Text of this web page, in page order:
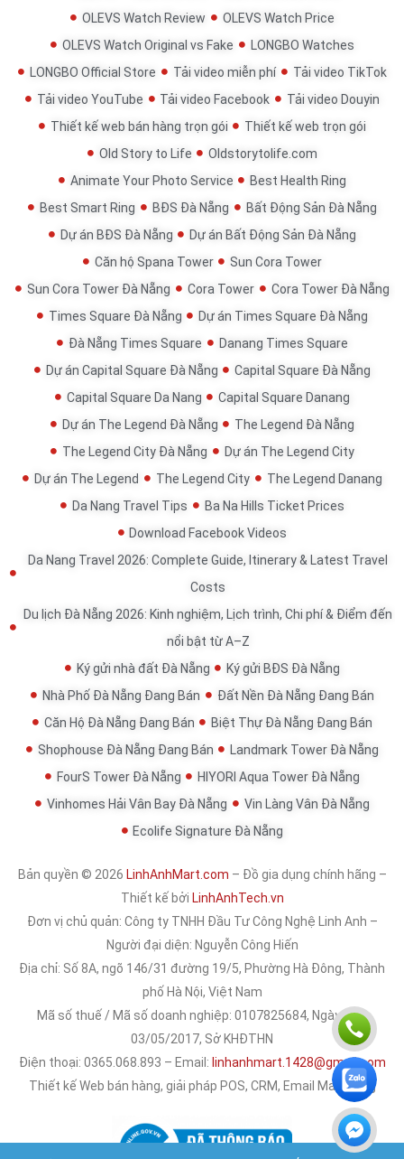
OLEVS Watch Review
OLEVS Watch Price
OLEVS Watch Original vs Fake
LONGBO Watches
LONGBO Official Store
Tải video miễn phí
Tải video TikTok
Tải video YouTube
Tải video Facebook
Tải video Douyin
Thiết kế web bán hàng trọn gói
Thiết kế web trọn gói
Old Story to Life
Oldstorytolife.com
Animate Your Photo Service
Best Health Ring
Best Smart Ring
BĐS Đà Nẵng
Bất Động Sản Đà Nẵng
Dự án BĐS Đà Nẵng
Dự án Bất Động Sản Đà Nẵng
Căn hộ Spana Tower
Sun Cora Tower
Sun Cora Tower Đà Nẵng
Cora Tower
Cora Tower Đà Nẵng
Times Square Đà Nẵng
Dự án Times Square Đà Nẵng
Đà Nẵng Times Square
Danang Times Square
Dự án Capital Square Đà Nẵng
Capital Square Đà Nẵng
Capital Square Da Nang
Capital Square Danang
Dự án The Legend Đà Nẵng
The Legend Đà Nẵng
The Legend City Đà Nẵng
Dự án The Legend City
Dự án The Legend
The Legend City
The Legend Danang
Da Nang Travel Tips
Ba Na Hills Ticket Prices
Download Facebook Videos
Da Nang Travel 2026: Complete Guide, Itinerary & Latest Travel
Costs
Du lịch Đà Nẵng 2026: Kinh nghiệm, Lịch trình, Chi phí & Điểm đến
nổi bật từ A–Z
Ký gửi nhà đất Đà Nẵng
Ký gửi BĐS Đà Nẵng
Nhà Phố Đà Nẵng Đang Bán
Đất Nền Đà Nẵng Đang Bán
Căn Hộ Đà Nẵng Đang Bán
Biệt Thự Đà Nẵng Đang Bán
Shophouse Đà Nẵng Đang Bán
Landmark Tower Đà Nẵng
FourS Tower Đà Nẵng
HIYORI Aqua Tower Đà Nẵng
Vinhomes Hải Vân Bay Đà Nẵng
Vin Làng Vân Đà Nẵng
Ecolife Signature Đà Nẵng
Bản quyền © 2026 LinhAnhMart.com – Đồ gia dụng chính hãng –
Thiết kế bởi LinhAnhTech.vn
Đơn vị chủ quản: Công ty TNHH Đầu Tư Công Nghệ Linh Anh –
Người đại diện: Nguyễn Công Hiến
Địa chỉ: Số 8A, ngõ 146/31 đường 19/5, Phường Hà Đông, Thành
phố Hà Nội, Việt Nam
Mã số thuế / Mã số doanh nghiệp: 0107825684, Ngày cấp:
03/05/2017, Sở KHĐTHN
Điện thoại: 0365.068.893 – Email: linhanhmart.1428@gmail.com
Thiết kế Web bán hàng, giải pháp POS, CRM, Email Marketing